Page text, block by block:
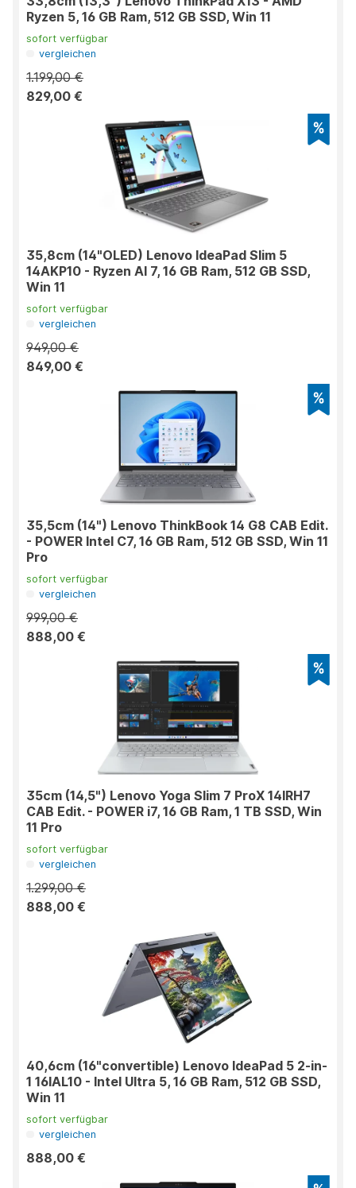
Ryzen 5, 16 GB Ram, 512 GB SSD, Win 11
sofort verfügbar
vergleichen
1.199,00 €
829,00 €
35,8cm (14"OLED) Lenovo IdeaPad Slim 5
14AKP10 - Ryzen AI 7, 16 GB Ram, 512 GB SSD,
Win 11
sofort verfügbar
vergleichen
949,00 €
849,00 €
35,5cm (14") Lenovo ThinkBook 14 G8 CAB Edit.
- POWER Intel C7, 16 GB Ram, 512 GB SSD, Win 11
Pro
sofort verfügbar
vergleichen
999,00 €
888,00 €
35cm (14,5") Lenovo Yoga Slim 7 ProX 14IRH7
CAB Edit. - POWER i7, 16 GB Ram, 1 TB SSD, Win
11 Pro
sofort verfügbar
vergleichen
1.299,00 €
888,00 €
40,6cm (16"convertible) Lenovo IdeaPad 5 2-in-
1 16IAL10 - Intel Ultra 5, 16 GB Ram, 512 GB SSD,
Win 11
sofort verfügbar
vergleichen
888,00 €